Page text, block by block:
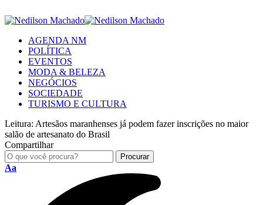
AGENDA NM
POLÍTICA
EVENTOS
MODA & BELEZA
NEGÓCIOS
SOCIEDADE
TURISMO E CULTURA
Leitura: Artesãos maranhenses já podem fazer inscrições no maior
salão de artesanato do Brasil
Compartilhar
Aa